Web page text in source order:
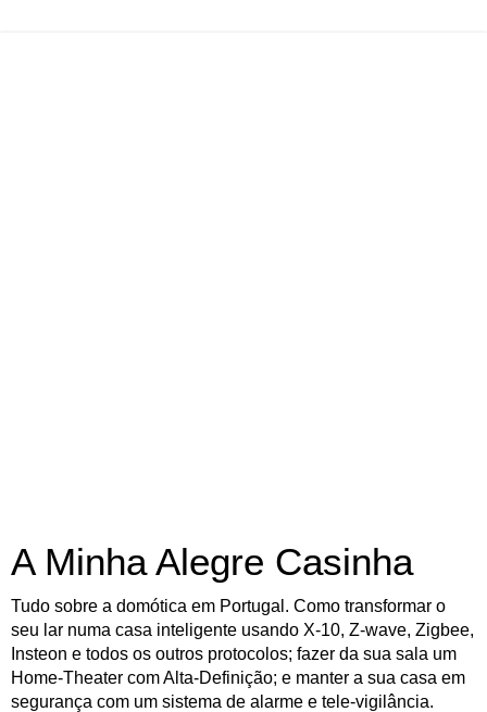
A Minha Alegre Casinha
Tudo sobre a domótica em Portugal. Como transformar o
seu lar numa casa inteligente usando X-10, Z-wave, Zigbee,
Insteon e todos os outros protocolos; fazer da sua sala um
Home-Theater com Alta-Definição; e manter a sua casa em
segurança com um sistema de alarme e tele-vigilância.